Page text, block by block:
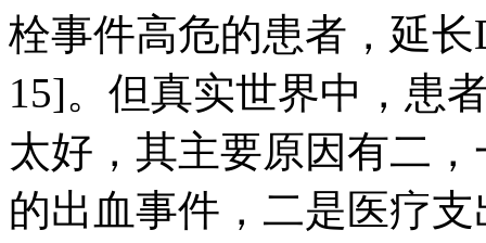
栓事件高危的患者，延
15]。但真实世界中，患
太好，其主要原因有二
的出血事件，二是医疗